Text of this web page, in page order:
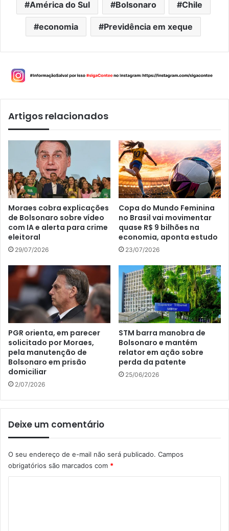
América do Sul Bolsonaro Chile
economia Previdência em xeque
Artigos relacionados
Moraes cobra explicações
de Bolsonaro sobre vídeo
com IA e alerta para crime
eleitoral
29/07/2026
Copa do Mundo Feminina
no Brasil vai movimentar
quase R$ 9 bilhões na
economia, aponta estudo
23/07/2026
PGR orienta, em parecer
solicitado por Moraes,
pela manutenção de
Bolsonaro em prisão
domiciliar
2/07/2026
STM barra manobra de
Bolsonaro e mantém
relator em ação sobre
perda da patente
25/06/2026
Deixe um comentário
O seu endereço de e-mail não será publicado. Campos
obrigatórios são marcados com *